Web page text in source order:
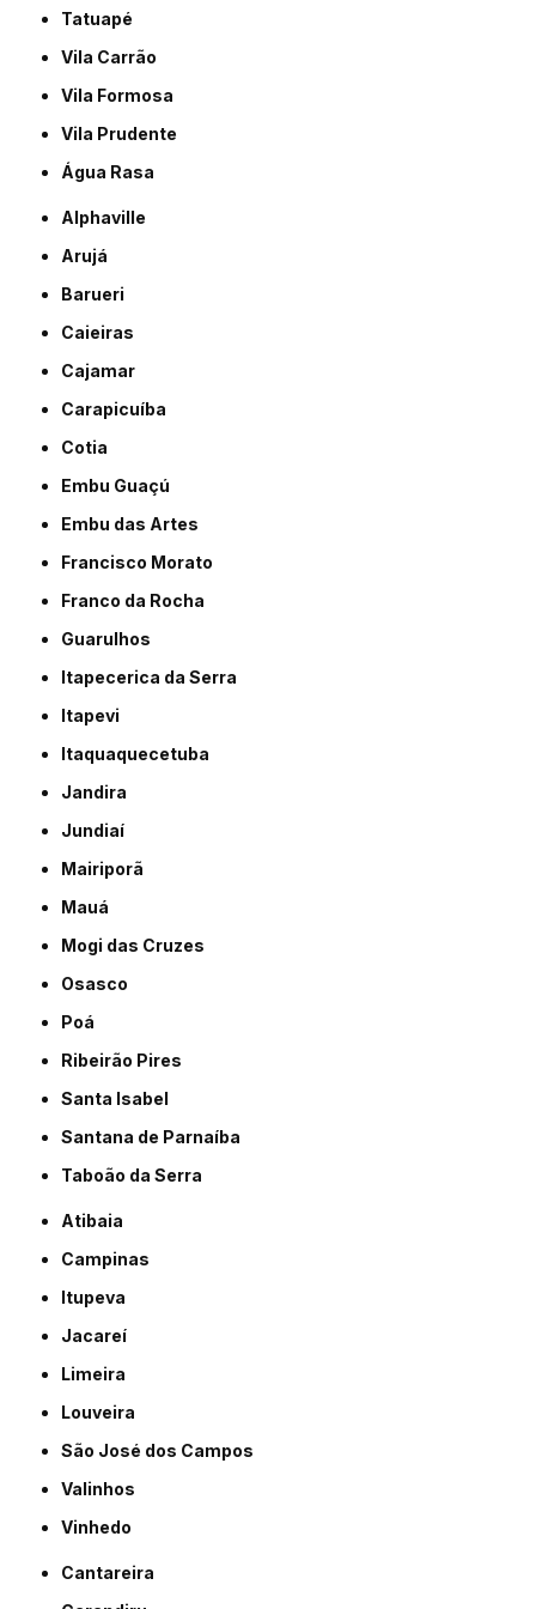
Tatuapé
Vila Carrão
Vila Formosa
Vila Prudente
Água Rasa
Alphaville
Arujá
Barueri
Caieiras
Cajamar
Carapicuíba
Cotia
Embu Guaçú
Embu das Artes
Francisco Morato
Franco da Rocha
Guarulhos
Itapecerica da Serra
Itapevi
Itaquaquecetuba
Jandira
Jundiaí
Mairiporã
Mauá
Mogi das Cruzes
Osasco
Poá
Ribeirão Pires
Santa Isabel
Santana de Parnaíba
Taboão da Serra
Atibaia
Campinas
Itupeva
Jacareí
Limeira
Louveira
São José dos Campos
Valinhos
Vinhedo
Cantareira